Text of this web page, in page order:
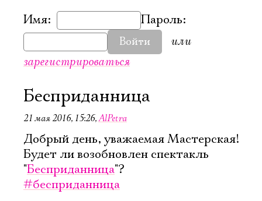
Имя:
Пароль:
Войти
или
зарегистрироваться
Бесприданница
21 мая 2016, 15:26,AlPetra
Добрый день, уважаемая Мастерская!
Будет ли возобновлен спектакль
"Бесприданница"?
#бесприданница